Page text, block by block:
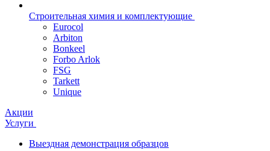
Строительная химия и комплектующие
Eurocol
Arbiton
Bonkeel
Forbo Arlok
FSG
Tarkett
Unique
Акции
Услуги
Выездная демонстрация образцов